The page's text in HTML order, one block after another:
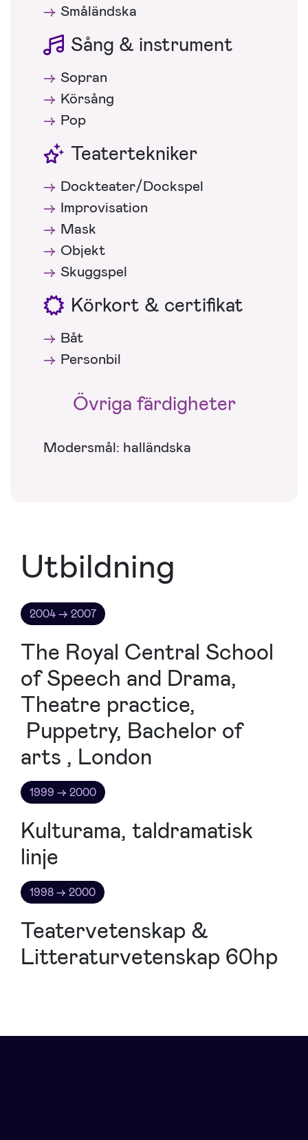
Småländska
Sång & instrument
Sopran
Körsång
Pop
Teatertekniker
Dockteater/Dockspel
Improvisation
Mask
Objekt
Skuggspel
Körkort & certifikat
Båt
Personbil
Övriga färdigheter
Modersmål: halländska
Utbildning
2004 → 2007
The Royal Central School
of Speech and Drama,
Theatre practice,
Puppetry, Bachelor of
arts , London
1999 → 2000
Kulturama, taldramatisk
linje
1998 → 2000
Teatervetenskap &
Litteraturvetenskap 60hp